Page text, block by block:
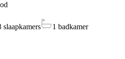
slaapkamers 1 badkamer